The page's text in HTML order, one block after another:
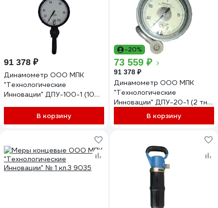
91 378 ₽
Динамометр ООО МПК
"Технологические
Инновации" ДПУ-100-1 (10
В корзину
-20%
73 559 ₽
91 378 ₽
Динамометр ООО МПК
"Технологические
Инновации" ДПУ-20-1 (2 тн)
В корзину